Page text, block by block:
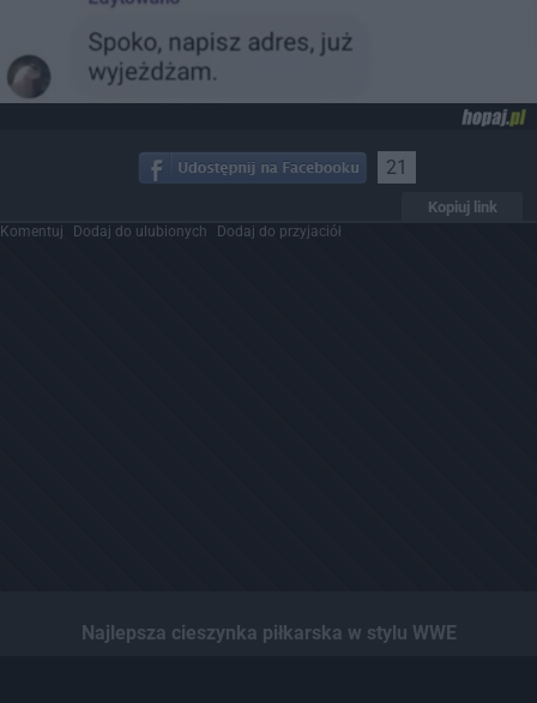
21
Kopiuj link
Komentuj Dodaj do ulubionych Dodaj do przyjaciół
Najlepsza cieszynka piłkarska w stylu WWE